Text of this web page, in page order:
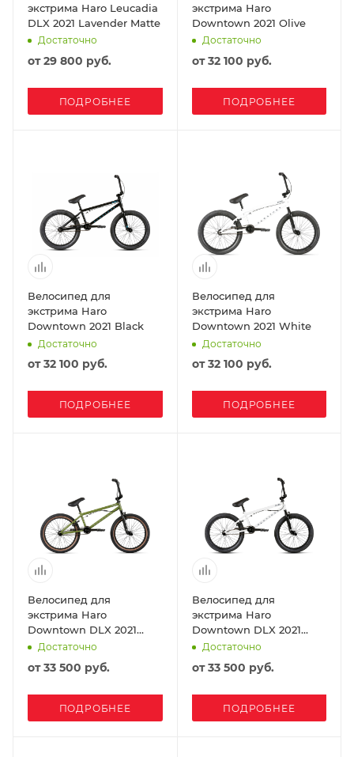
экстрима Haro Leucadia
DLX 2021 Lavender Matte
Достаточно
от29 800 руб.
ПОДРОБНЕЕ
экстрима Haro
Downtown 2021 Olive
Достаточно
от32 100 руб.
ПОДРОБНЕЕ
Велосипед для
экстрима Haro
Downtown 2021 Black
Достаточно
от32 100 руб.
ПОДРОБНЕЕ
Велосипед для
экстрима Haro
Downtown 2021 White
Достаточно
от32 100 руб.
ПОДРОБНЕЕ
Велосипед для
экстрима Haro
Downtown DLX 2021
Olive
Достаточно
от33 500 руб.
ПОДРОБНЕЕ
Велосипед для
экстрима Haro
Downtown DLX 2021
White
Достаточно
от33 500 руб.
ПОДРОБНЕЕ